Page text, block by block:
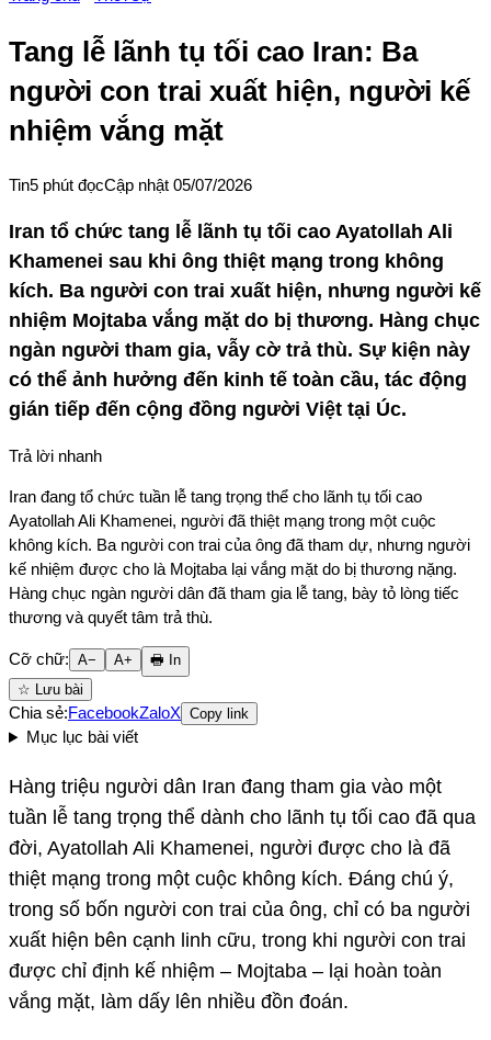
Tang lễ lãnh tụ tối cao Iran: Ba
người con trai xuất hiện, người kế
nhiệm vắng mặt
Tin5 phút đọcCập nhật 05/07/2026
Iran tổ chức tang lễ lãnh tụ tối cao Ayatollah Ali
Khamenei sau khi ông thiệt mạng trong không
kích. Ba người con trai xuất hiện, nhưng người kế
nhiệm Mojtaba vắng mặt do bị thương. Hàng chục
ngàn người tham gia, vẫy cờ trả thù. Sự kiện này
có thể ảnh hưởng đến kinh tế toàn cầu, tác động
gián tiếp đến cộng đồng người Việt tại Úc.
Trả lời nhanh
Iran đang tổ chức tuần lễ tang trọng thể cho lãnh tụ tối cao
Ayatollah Ali Khamenei, người đã thiệt mạng trong một cuộc
không kích. Ba người con trai của ông đã tham dự, nhưng người
kế nhiệm được cho là Mojtaba lại vắng mặt do bị thương nặng.
Hàng chục ngàn người dân đã tham gia lễ tang, bày tỏ lòng tiếc
thương và quyết tâm trả thù.
Cỡ chữ: A− A+
🖶 In
☆ Lưu bài
Chia sẻ:FacebookZaloX Copy link
Mục lục bài viết
Hàng triệu người dân Iran đang tham gia vào một
tuần lễ tang trọng thể dành cho lãnh tụ tối cao đã qua
đời, Ayatollah Ali Khamenei, người được cho là đã
thiệt mạng trong một cuộc không kích. Đáng chú ý,
trong số bốn người con trai của ông, chỉ có ba người
xuất hiện bên cạnh linh cữu, trong khi người con trai
được chỉ định kế nhiệm – Mojtaba – lại hoàn toàn
vắng mặt, làm dấy lên nhiều đồn đoán.